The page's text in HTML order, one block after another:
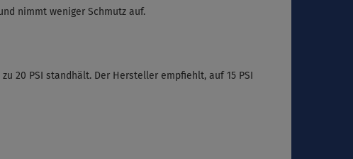
nimmt weniger Schmutz auf.
20 PSI standhält. Der Hersteller empfiehlt, auf 15 PSI